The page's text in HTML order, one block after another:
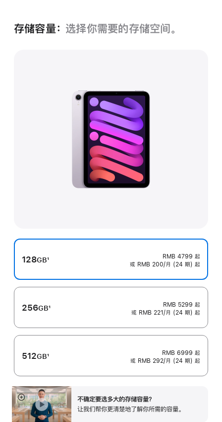
存储容量： 选择你需要的存储空间。
128GB
注
1
RMB 4799 起
或 RMB 200/月 (24 期) 起
256GB
注
1
RMB 5299 起
或 RMB 221/月 (24 期) 起
512GB
注
1
RMB 6999 起
或 RMB 292/月 (24 期) 起
不确定要选多大的存储容⁠量？
让我们帮你更清楚地了解你所需的容量。
展
开